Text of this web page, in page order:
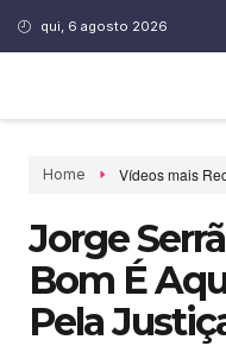
qui, 6 agosto 2026
Home Vídeos mais
Jorge
Bom É
Pela